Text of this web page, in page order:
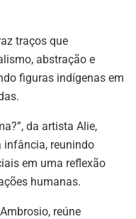
traços que
abstração e
figuras indígenas em
da artista Alie,
infância, reunindo
em uma reflexão
humanas.
reúne